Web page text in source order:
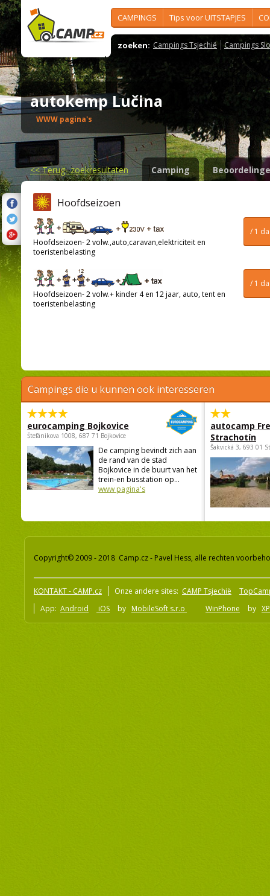
CAMPINGS Tips voor UITSTAPJES
zoeken: Campings Tsjechië Campings
autokemp Lučina
WWW pagina's
<<Terug- zoekresultaten Camping
Hoofdseizoen
/ 1
Hoofdseizoen- 2 volw.,auto,caravan,elektriciteit en
toeristenbelasting
/ 1
Hoofdseizoen- 2 volw.+ kinder 4 en 12 jaar, auto, tent en
toeristenbelasting
Campings die u kunnen ook interesseren
eurocamping Bojkovice
Štefánikova 1008, 687 71 Bojkovice
De camping bevindt zich aan
de rand van de stad
Bojkovice in de buurt van het
trein-en busstation op...
www pagina's
autocamp
Strachotín
Šakvická 3, 693 01
Copyright© 2009 - 2018 Camp.cz - Pavel Hess, alle rechten
KONTAKT - CAMP.cz Onze andere sites: CAMP Tsjechië
App: Android iOS by MobileSoft s.r.o WinPhone by